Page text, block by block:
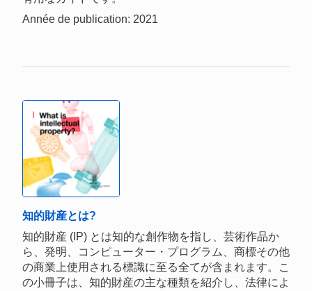
Année de publication: 2021
知的財産とは?
知的財産 (IP) とは知的な創作物を指し、芸術作品か
ら、発明、コンピューター・プログラム、商標その他
の商業上使用される標識に至る全てが含まれます。こ
の小冊子は、知的財産の主な種類を紹介し、法律によ